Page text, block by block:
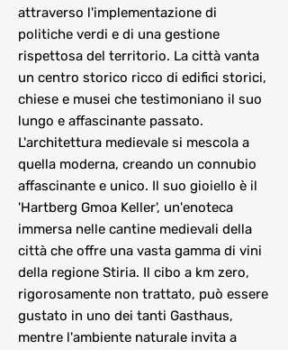
attraverso l'implementazione di
politiche verdi e di una gestione
rispettosa del territorio. La città vanta
un centro storico ricco di edifici storici,
chiese e musei che testimoniano il suo
lungo e affascinante passato.
L'architettura medievale si mescola a
quella moderna, creando un connubio
affascinante e unico. Il suo gioiello è il
'Hartberg Gmoa Keller', un'enoteca
immersa nelle cantine medievali della
città che offre una vasta gamma di vini
della regione Stiria. Il cibo a km zero,
rigorosamente non trattato, può essere
gustato in uno dei tanti Gasthaus,
mentre l'ambiente naturale invita a